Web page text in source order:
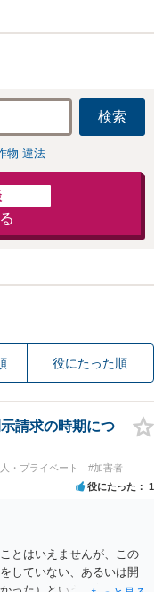
検索
物 違法
役にたった順
請求の時期につ
・プライベート #加害者
役にたった 1
とはいえませんが、この
していない、あるいは開
った）という事案が比較